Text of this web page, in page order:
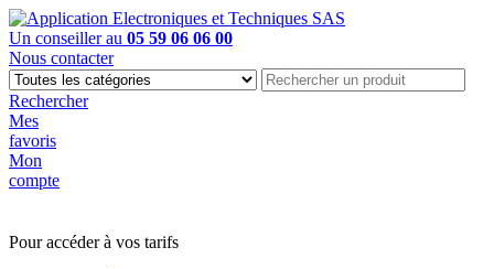
Un conseiller au 05 59 06 06 00
Nous contacter
Rechercher
Mes
favoris
Mon
compte
Pour accéder à vos tarifs